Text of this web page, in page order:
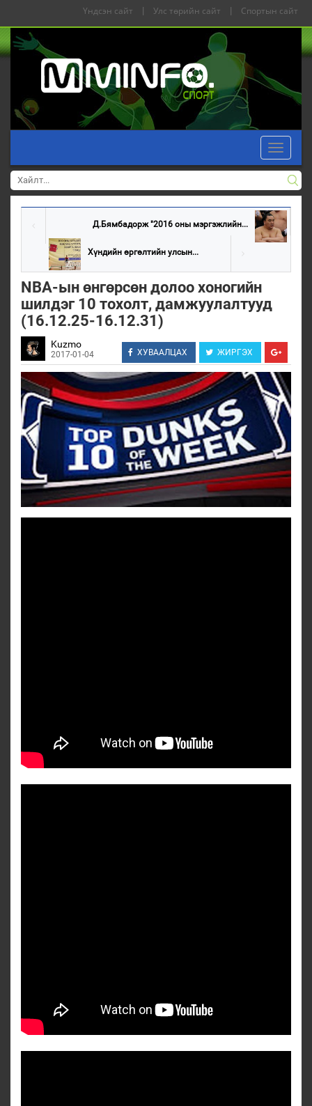
Үндсэн сайт | Улс төрийн сайт | Спортын сайт
Toggle
Д.Бямбадорж "2016 оны мэргэжлийн...
Хүндийн өргөлтийн улсын...
NBA-ын өнгөрсөн долоо хоногийн
шилдэг 10 тохолт, дамжуулалтууд
(16.12.25-16.12.31)
Kuzmo
2017-01-04 ХУВААЛЦАХ ЖИРГЭХ